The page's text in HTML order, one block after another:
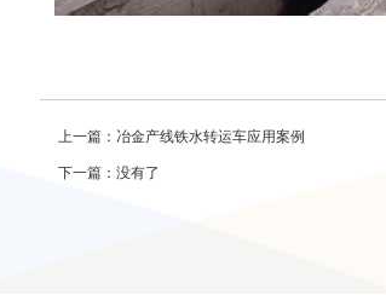
上一篇： 冶金产线铁水转运车应用案例
下一篇：没有了